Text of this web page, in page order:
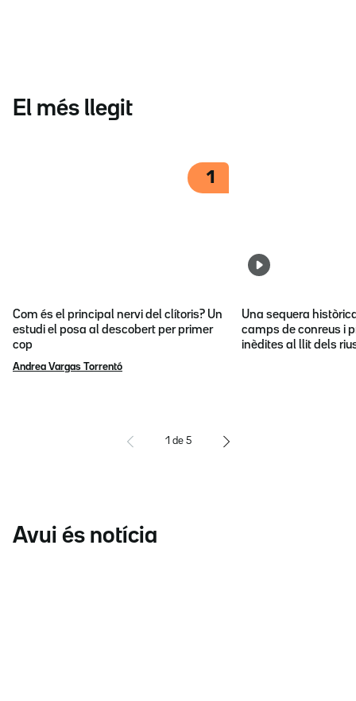
El més llegit
1
Com és el principal nervi del clítoris? Un
estudi el posa al descobert per primer
cop
Andrea Vargas Torrentó
Una sequera
camps de conreus i
inèdites al llit dels
1 de 5
Avui és notícia